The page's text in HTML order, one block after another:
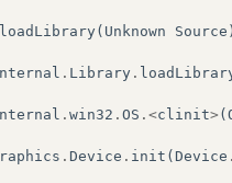
loadLibrary( Unknown Source
. Library .
. win32 . OS .<clinit> (
. Device . init ( Device